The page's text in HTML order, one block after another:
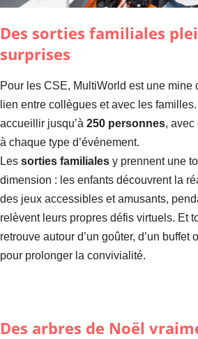
Des sorties familiales
surprises
Pour les CSE, MultiWorld est une mine
lien entre collègues et avec les familles.
accueillir jusqu’à 250 personnes, avec
à chaque type d’événement.
Les sorties familiales y prennent une
dimension : les enfants découvrent la
des jeux accessibles et amusants,
relèvent leurs propres défis virtuels. Et
retrouve autour d’un goûter, d’un buffet
pour prolonger la convivialité.
Des arbres de Noël